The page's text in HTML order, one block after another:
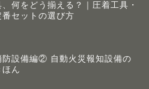
、何をどう揃える？｜圧着工具・
番セットの選び方
防設備編② 自動火災報知設備の
ほん